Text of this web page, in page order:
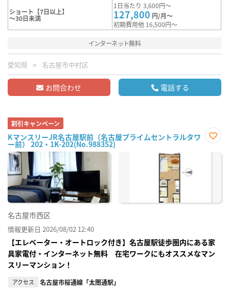
ショート【7日以上】
～30日未満
1日当たり 3,600円～
127,800 円/月～
初期費用他 16,500円～
インターネット無料
愛知県 名古屋市中村区
お問合わせ 電話する
割引キャンペーン
KマンスリーJR名古屋駅前（名古屋プライムセントラルタワ
ー前） 202・1K-202(No.988352)
に入
名古屋市西区
情報更新日 2026/08/02 12:40
【エレベーター・オートロック付き】名古屋駅徒歩圏内にある家
具家電付・インターネット無料 在宅ワークにもオススメなマン
スリーマンション！
アクセス 名古屋市桜通線「太閤通駅」